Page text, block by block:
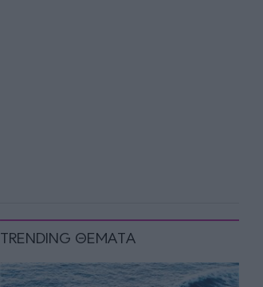
TRENDING ΘΕΜΑΤΑ